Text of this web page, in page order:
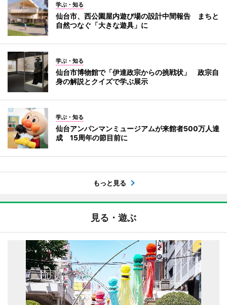
学ぶ・知る
仙台市、西公園屋内遊び場の設計中間報告 まちと
自然つなぐ「大きな遊具」に
学ぶ・知る
仙台市博物館で「伊達政宗からの挑戦状」 政宗自
身の解説とクイズで学ぶ展示
学ぶ・知る
仙台アンパンマンミュージアムが来館者500万人達
成 15周年の節目前に
もっと見る
見る・遊ぶ